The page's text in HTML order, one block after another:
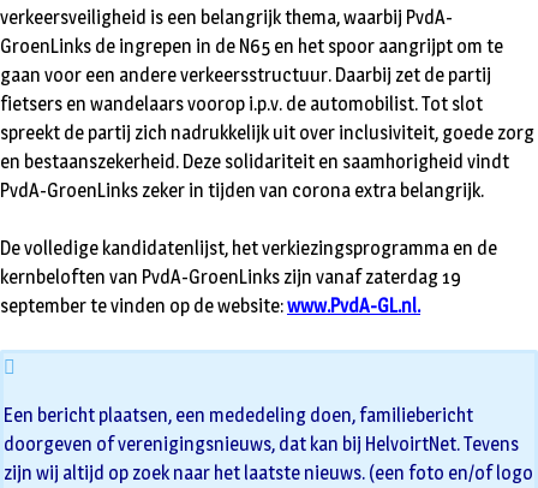
verkeersveiligheid is een belangrijk thema, waarbij PvdA-
GroenLinks de ingrepen in de N65 en het spoor aangrijpt om te
gaan voor een andere verkeersstructuur. Daarbij zet de partij
fietsers en wandelaars voorop i.p.v. de automobilist. Tot slot
spreekt de partij zich nadrukkelijk uit over inclusiviteit, goede zorg
en bestaanszekerheid. Deze solidariteit en saamhorigheid vindt
PvdA-GroenLinks zeker in tijden van corona extra belangrijk.
De volledige kandidatenlijst, het verkiezingsprogramma en de
kernbeloften van PvdA-GroenLinks zijn vanaf zaterdag 19
september te vinden op de website:www.PvdA-GL.nl.
Een bericht plaatsen, een mededeling doen, familiebericht
doorgeven of verenigingsnieuws, dat kan bij HelvoirtNet. Tevens
zijn wij altijd op zoek naar het laatste nieuws. (een foto en/of logo